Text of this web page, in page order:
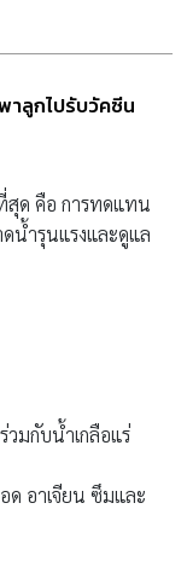
าลูกไปรับวัคซีน
สุด คือ การทดแทน
ดน้ำรุนแรงและดูแล
วมกับน้ำเกลือแร่
ด อาเจียน ซึมและ